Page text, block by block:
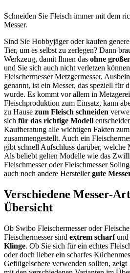
Schneiden Sie Fleisch immer mit dem
Messer.
Sind Sie Hobbyjäger oder kaufen
Tier, um es selbst zu zerlegen? Dann
Werkzeug, damit Ihnen das ohne
und Sie sich auch nicht verletzen
Fleischermesser Metzgermesser,
genannt, ist ein Messer, das speziell für
wurde. Es kommt vor allem in
Fleischproduktion zum Einsatz, kann
zu Hause zum Fleisch schneiden
sich für das richtige Modell
Kaufberatung alle wichtigen Fakten
zusammengestellt. Auch ein
gibt schnell Aufschluss darüber, welche
Als beliebt gelten Modelle wie das
Fleischmesser oder Fleischmesser
auch noch andere Herstellergute
Verschiedene Messer-
Übersicht
Ob Swibo Fleischermesser oder
Fleischermesser sind extrem scharfund
Klinge. Ob Sie sich für ein echtes
oder doch lieber ein scharfes
Geflügelschere verwenden sollten,